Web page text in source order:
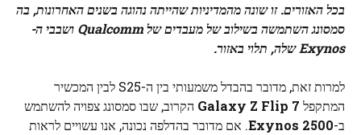
בכל האזורים. זו שונה מהמדיניות שהייתה נהוגה בשנים האחרונות, בה
סמסונג השתמשה בשילוב של מעבדים של Qualcomm ושבבי ה-
Exynos שלה, תלוי באזור.
למרות זאת, מדובר בהבדל משמעותי בין ה-S25 לבין המכשיר
המתקפל Galaxy Z Flip 7 הקרוב, שבו סמסונג צפויה להשתמש
ב-Exynos 2500. אם מדובר בהדלפה נכונה, אנו עשויים לראות